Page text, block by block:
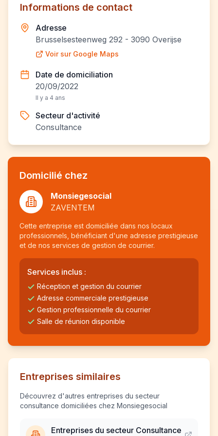
Informations de contact
Adresse
Brusselsesteenweg 292 - 3090 Overijse
Voir sur Google Maps
Date de domiciliation
20/09/2022
Il y a 4 ans
Secteur d'activité
Consultance
Domicilié chez
Monsiegesocial
ZAVENTEM
Cette entreprise est domiciliée dans nos locaux
professionnels, bénéficiant d'une adresse prestigieuse
et de nos services de gestion de courrier.
Services inclus :
Réception et gestion du courrier
Adresse commerciale prestigieuse
Gestion professionnelle du courrier
Salle de réunion disponible
Entreprises similaires
Découvrez d'autres entreprises du secteur
consultance domiciliées chez Monsiegesocial
Entreprises du secteur Consultance